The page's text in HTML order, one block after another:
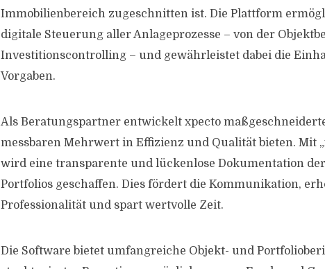
Immobilienbereich zugeschnitten ist. Die Plattform
digitale Steuerung aller Anlageprozesse – von der
Investitionscontrolling – und gewährleistet dabei die
Vorgaben.
Als Beratungspartner entwickelt xpecto
messbaren Mehrwert in Effizienz und Qualität bieten. Mit
wird eine transparente und lückenlose Dokumentation
Portfolios geschaffen. Dies fördert die Kommunikation,
Professionalität und spart wertvolle Zeit.
Die Software bietet umfangreiche Objekt- und